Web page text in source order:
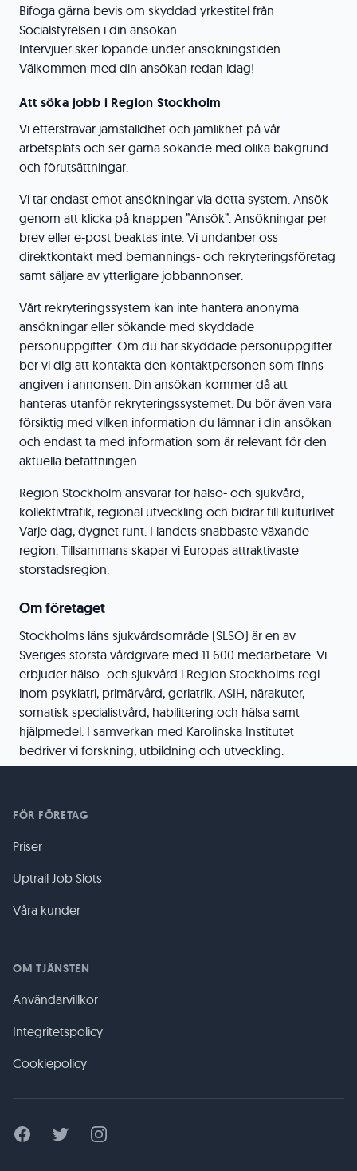
Bifoga gärna bevis om skyddad yrkestitel från
Socialstyrelsen i din ansökan.
Intervjuer sker löpande under ansökningstiden.
Välkommen med din ansökan redan idag!
Att söka jobb i Region Stockholm
Vi eftersträvar jämställdhet och jämlikhet på vår
arbetsplats och ser gärna sökande med olika bakgrund
och förutsättningar.
Vi tar endast emot ansökningar via detta system. Ansök
genom att klicka på knappen ”Ansök”. Ansökningar per
brev eller e-post beaktas inte. Vi undanber oss
direktkontakt med bemannings- och rekryteringsföretag
samt säljare av ytterligare jobbannonser.
Vårt rekryteringssystem kan inte hantera anonyma
ansökningar eller sökande med skyddade
personuppgifter. Om du har skyddade personuppgifter
ber vi dig att kontakta den kontaktpersonen som finns
angiven i annonsen. Din ansökan kommer då att
hanteras utanför rekryteringssystemet. Du bör även vara
försiktig med vilken information du lämnar i din ansökan
och endast ta med information som är relevant för den
aktuella befattningen.
Region Stockholm ansvarar för hälso- och sjukvård,
kollektivtrafik, regional utveckling och bidrar till kulturlivet.
Varje dag, dygnet runt. I landets snabbaste växande
region. Tillsammans skapar vi Europas attraktivaste
storstadsregion.
Om företaget
Stockholms läns sjukvårdsområde (SLSO) är en av
Sveriges största vårdgivare med 11 600 medarbetare. Vi
erbjuder hälso- och sjukvård i Region Stockholms regi
inom psykiatri, primärvård, geriatrik, ASIH, närakuter,
somatisk specialistvård, habilitering och hälsa samt
hjälpmedel. I samverkan med Karolinska Institutet
bedriver vi forskning, utbildning och utveckling.
FÖR FÖRETAG
Priser
Uptrail Job Slots
Våra kunder
OM TJÄNSTEN
Användarvillkor
Integritetspolicy
Cookiepolicy
FacebookTwitter Instagram